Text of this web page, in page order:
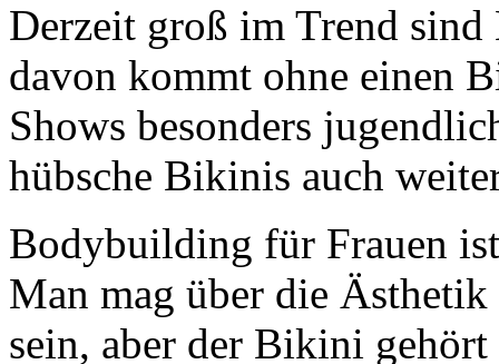
Derzeit groß im Trend
davon kommt ohne einen
Shows besonders
hübsche Bikinis auch
Bodybuilding für Frauen
Man mag über die
sein, aber der Bikini